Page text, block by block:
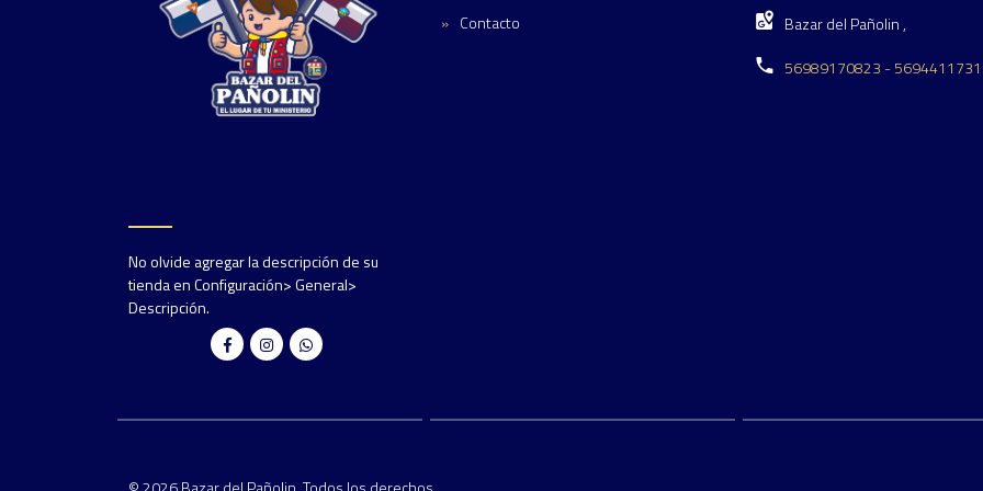
No olvide agregar la descripción de su
tienda en Configuración> General>
Descripción.
Contacto
Bazar del Pañolin ,
56989170823 -